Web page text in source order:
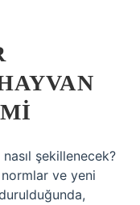
şekillenecek?
ve yeni